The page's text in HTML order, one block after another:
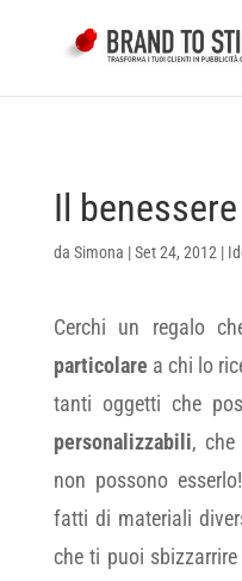
Il
da Simona |Set 24, 2012 |
Cerchi un regalo
particolare a chi lo
tanti oggetti che
personalizzabili,
non possono
fatti di materiali
che ti puoi